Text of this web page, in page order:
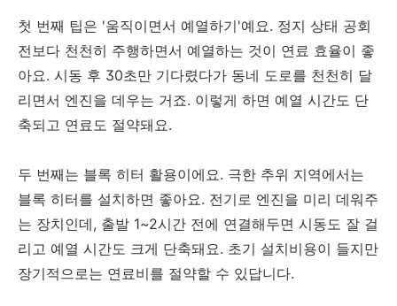
첫 번째 팁은 '움직이면서 예열하기'예요. 정지 상태 공회
전보다 천천히 주행하면서 예열하는 것이 연료 효율이 좋
아요. 시동 후 30초만 기다렸다가 동네 도로를 천천히 달
리면서 엔진을 데우는 거죠. 이렇게 하면 예열 시간도 단
축되고 연료도 절약돼요.
두 번째는 블록 히터 활용이에요. 극한 추위 지역에서는
블록 히터를 설치하면 좋아요. 전기로 엔진을 미리 데워주
는 장치인데, 출발 1~2시간 전에 연결해두면 시동도 잘 걸
리고 예열 시간도 크게 단축돼요. 초기 설치비용이 들지만
장기적으로는 연료비를 절약할 수 있답니다.